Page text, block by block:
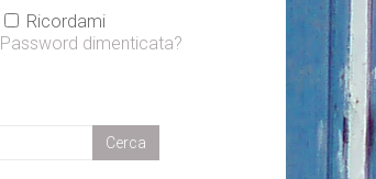
Ricordami
Password dimenticata?